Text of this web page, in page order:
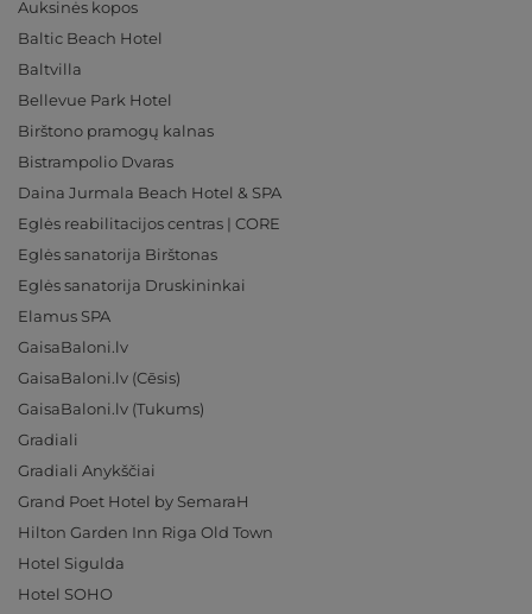
Auksinės kopos
Baltic Beach Hotel
Baltvilla
Bellevue Park Hotel
Birštono pramogų kalnas
Bistrampolio Dvaras
Daina Jurmala Beach Hotel & SPA
Eglės reabilitacijos centras | CORE
Eglės sanatorija Birštonas
Eglės sanatorija Druskininkai
Elamus SPA
GaisaBaloni.lv
GaisaBaloni.lv (Cēsis)
GaisaBaloni.lv (Tukums)
Gradiali
Gradiali Anykščiai
Grand Poet Hotel by SemaraH
Hilton Garden Inn Riga Old Town
Hotel Sigulda
Hotel SOHO